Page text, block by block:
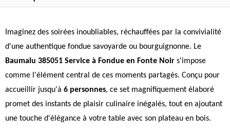
Imaginez des soirées inoubliables, réchauffées par la convivialité
d'une authentique fondue savoyarde ou bourguignonne. Le
Baumalu 385051 Service à Fondue en Fonte Noir s'impose
comme l'élément central de ces moments partagés. Conçu pour
accueillir jusqu'à 6 personnes, ce set magnifiquement élaboré
promet des instants de plaisir culinaire inégalés, tout en ajoutant
une touche d'élégance à votre table avec son plateau en bois.